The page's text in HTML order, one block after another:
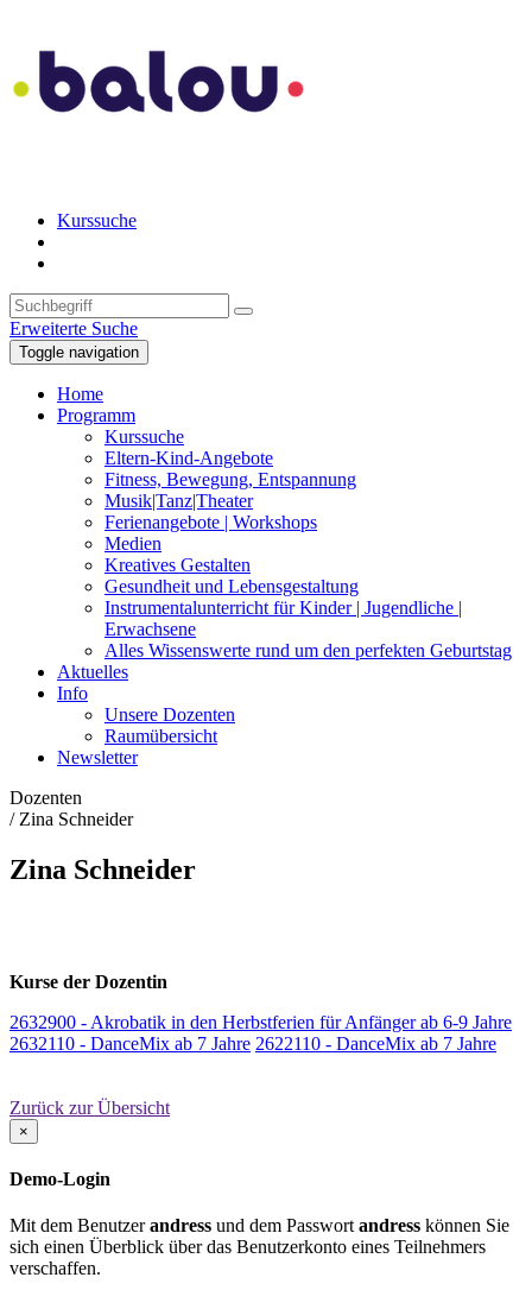
Kurssuche
Erweiterte Suche
Toggle navigation
Home
Programm
Kurssuche
Eltern-Kind-Angebote
Fitness, Bewegung, Entspannung
Musik|Tanz|Theater
Ferienangebote | Workshops
Medien
Kreatives Gestalten
Gesundheit und Lebensgestaltung
Instrumentalunterricht für Kinder | Jugendliche |
Erwachsene
Alles Wissenswerte rund um den perfekten Geburtstag
Aktuelles
Info
Unsere Dozenten
Raumübersicht
Newsletter
Dozenten
/ Zina Schneider
Zina Schneider
Kurse der Dozentin
2632900 - Akrobatik in den Herbstferien für Anfänger ab 6-9 Jahre
2632110 - DanceMix ab 7 Jahre 2622110 - DanceMix ab 7 Jahre
Zurück zur Übersicht
×
Demo-Login
Mit dem Benutzerandress und dem Passwort andress können Sie
sich einen Überblick über das Benutzerkonto eines Teilnehmers
verschaffen.